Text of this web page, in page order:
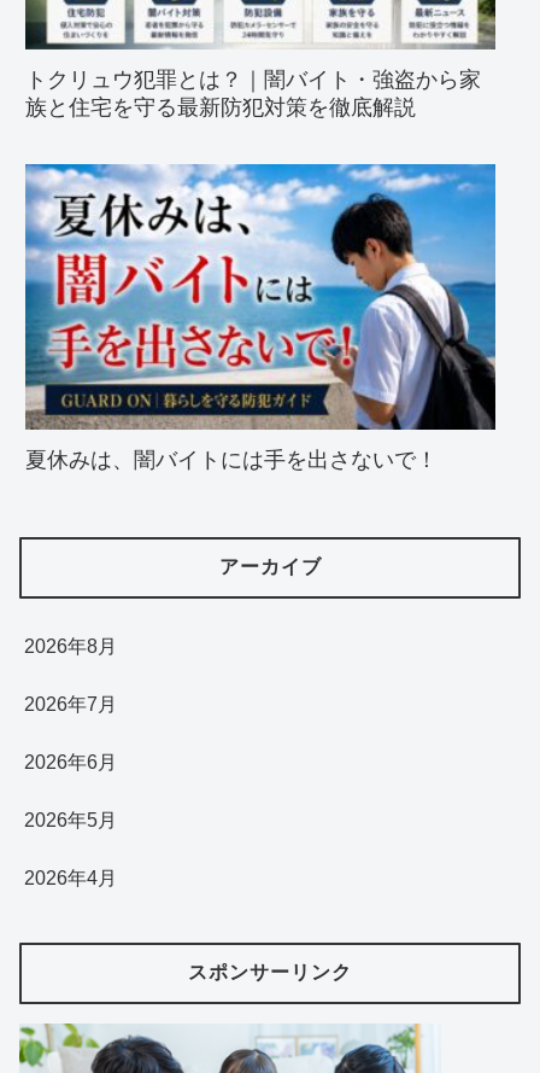
トクリュウ犯罪とは？｜闇バイト・強盗から家
族と住宅を守る最新防犯対策を徹底解説
夏休みは、闇バイトには手を出さないで！
アーカイブ
2026年8月
2026年7月
2026年6月
2026年5月
2026年4月
スポンサーリンク